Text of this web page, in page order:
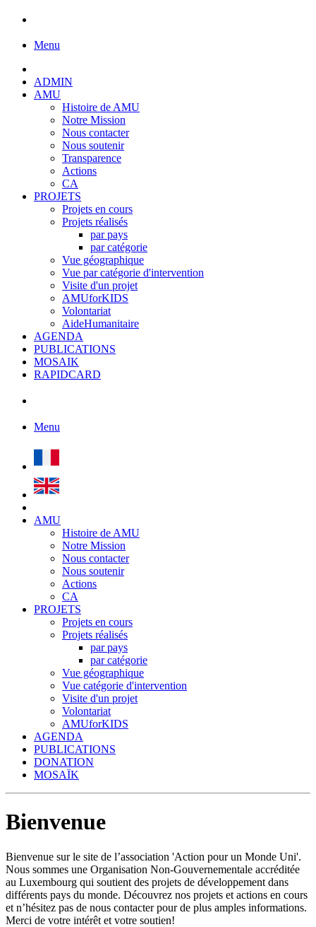
Menu
ADMIN
AMU
Histoire de AMU
Notre Mission
Nous contacter
Nous soutenir
Transparence
Actions
CA
PROJETS
Projets en cours
Projets réalisés
par pays
par catégorie
Vue géographique
Vue par catégorie d'intervention
Visite d'un projet
AMUforKIDS
Volontariat
AideHumanitaire
AGENDA
PUBLICATIONS
MOSAIK
RAPIDCARD
Menu
AMU
Histoire de AMU
Notre Mission
Nous contacter
Nous soutenir
Actions
CA
PROJETS
Projets en cours
Projets réalisés
par pays
par catégorie
Vue géographique
Vue catégorie d'intervention
Visite d'un projet
Volontariat
AMUforKIDS
AGENDA
PUBLICATIONS
DONATION
MOSAÏK
Bienvenue
Bienvenue sur le site de l’association 'Action pour un Monde Uni'.
Nous sommes une Organisation Non-Gouvernementale accréditée
au Luxembourg qui soutient des projets de développement dans
différents pays du monde. Découvrez nos projets et actions en cours
et n’hésitez pas de nous contacter pour de plus amples informations.
Merci de votre intérêt et votre soutien!